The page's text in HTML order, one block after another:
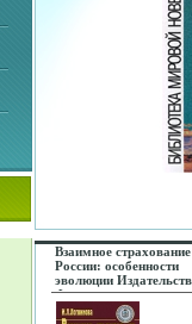
Взаимное
России: особенности
эволюции
Финансы и
г Мягкая обложка,